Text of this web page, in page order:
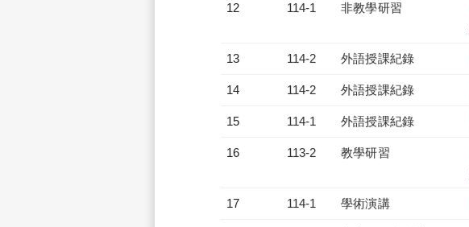
12 114-1 非教學研習
13 114-2 外語授課紀錄
14 114-2 外語授課紀錄
15 114-1 外語授課紀錄
16 113-2 教學研習
17 114-1 學術演講